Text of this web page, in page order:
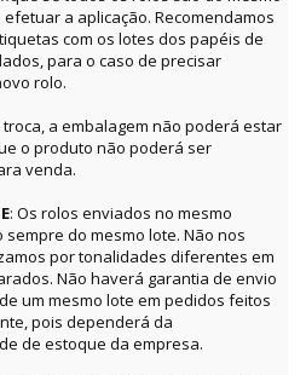
a aplicação. Recomendamos
com os lotes dos papéis de
para o caso de precisar
rolo.
a embalagem não poderá estar
o produto não poderá ser
venda.
: Os rolos enviados no mesmo
do mesmo lote. Não nos
por tonalidades diferentes em
Não haverá garantia de envio
um mesmo lote em pedidos feitos
pois dependerá da
de estoque da empresa.